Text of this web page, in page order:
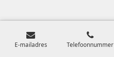
E-mailadres Telefoonnummer